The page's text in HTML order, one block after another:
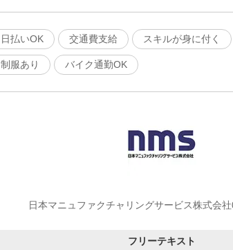
日払いOK
交通費支給 スキルが身に付く
制服あり バイク通勤OK
日本マニュファクチャリングサービス株式会
フリーテキスト